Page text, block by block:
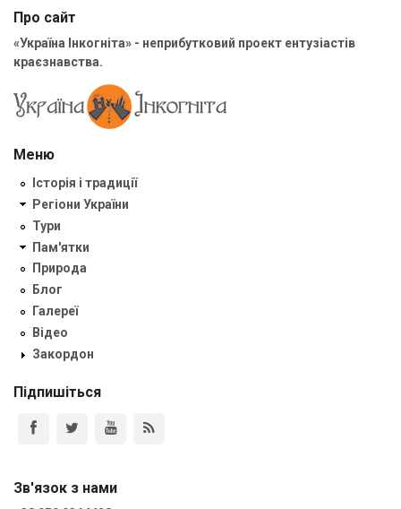
Про сайт
«Україна Інкогніта» - неприбутковий проект ентузіастів
краєзнавства.
Меню
Історія і традиції
Регіони України
Тури
Пам'ятки
Природа
Блог
Галереї
Відео
Закордон
Підпишіться
Зв'язок з нами